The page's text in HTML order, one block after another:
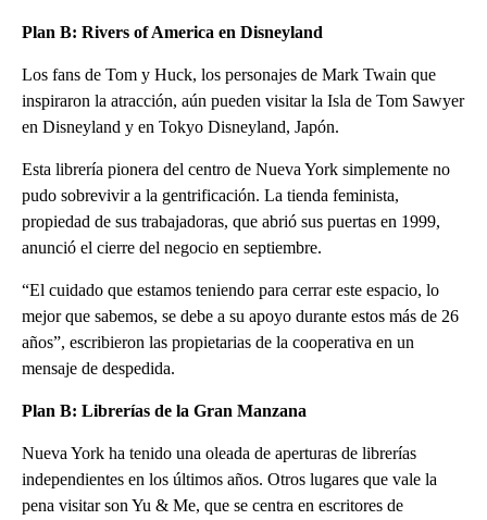
Plan B: Rivers of America en Disneyland
Los fans de Tom y Huck, los personajes de Mark Twain que
inspiraron la atracción, aún pueden visitar la Isla de Tom Sawyer
en Disneyland y en Tokyo Disneyland, Japón.
Esta librería pionera del centro de Nueva York simplemente no
pudo sobrevivir a la gentrificación. La tienda feminista,
propiedad de sus trabajadoras, que abrió sus puertas en 1999,
anunció el cierre del negocio en septiembre.
“El cuidado que estamos teniendo para cerrar este espacio, lo
mejor que sabemos, se debe a su apoyo durante estos más de 26
años”, escribieron las propietarias de la cooperativa en un
mensaje de despedida.
Plan B: Librerías de la Gran Manzana
Nueva York ha tenido una oleada de aperturas de librerías
independientes en los últimos años. Otros lugares que vale la
pena visitar son Yu & Me, que se centra en escritores de